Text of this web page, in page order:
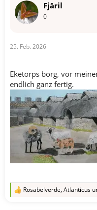
o
:
Fjäril
0
25. Feb. 2026
Eketorps borg, vor
endlich ganz fertig.
R
Rosabelverde, Atlanticus